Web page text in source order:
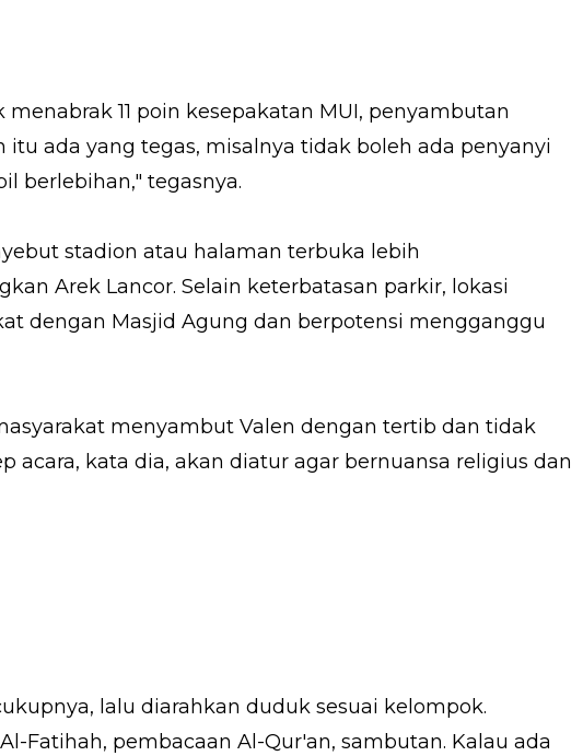
11 poin kesepakatan MUI, penyambutan
itu ada yang tegas, misalnya tidak boleh ada penyanyi
berlebihan," tegasnya.
stadion atau halaman terbuka lebih
Arek Lancor. Selain keterbatasan parkir, lokasi
dengan Masjid Agung dan berpotensi mengganggu
menyambut Valen dengan tertib dan tidak
acara, kata dia, akan diatur agar bernuansa religius dan
lalu diarahkan duduk sesuai kelompok.
Fatihah, pembacaan Al-Qur'an, sambutan. Kalau ada